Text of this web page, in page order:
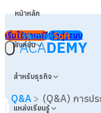
หน้าหลัก
ฟังก์ชัน
สำหรับธุรกิจ
แหล่งเรียนรู้
เริ่มใช้งานฟรีเข้าสู่ระบบ
ACADEMY
Q&A > (Q&A) การปร